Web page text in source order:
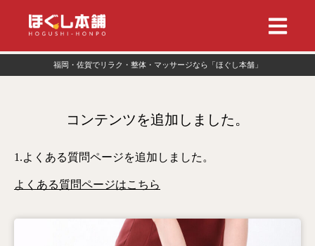
福岡・佐賀でリラク・整体・マッサージなら「ほぐし本舗」
コンテンツを追加しました。
1.よくある質問ページを追加しました。
よくある質問ページはこちら